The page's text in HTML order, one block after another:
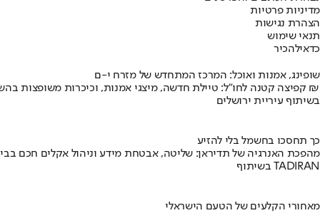
מדיניות פרטיות
הצהרת נגישות
תנאי שימוש
כדאילהכיר
שופינג, אמנות ואוכל: המרכז המתחדש של מזרח י-ם
קפיצה קטנה לחו"ל: טיילת חדשה, מיצגי אמנות, וכיכרות משופצות בהשקעה של 100 מיליון ₪
בשיתוף עיריית ירושלים
כך תחסכו בחשמל בלי להזיע
מהפכת האנרגיה של תדיראן: שליטה, אבטחת מידע וניהול אקלים חכם
בשיתוף TADIRAN
מאחורי הקלעים של הטעם הישראלי